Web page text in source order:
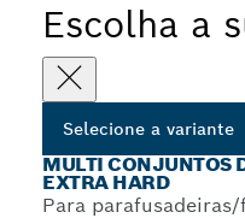
Escolha a
Selecione a variante
MULTI CONJUNTOS
EXTRA HARD
Para